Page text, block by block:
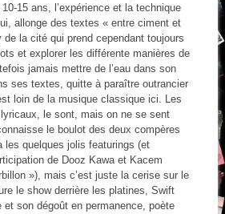
15 ans, l’expérience et la technique
allonge des textes « entre ciment et
de la cité qui prend cependant toujours
et explorer les différente manières de
jamais mettre de l’eau dans son
ses textes, quitte à paraître outrancier
loin de la musique classique ici. Les
le sont, mais on ne se sent
le boulot des deux compères
les quelques jolis featurings (et
de Dooz Kawa et Kacem
»), mais c’est juste la cerise sur le
le show derrière les platines, Swift
et son dégoût en permanence, poète